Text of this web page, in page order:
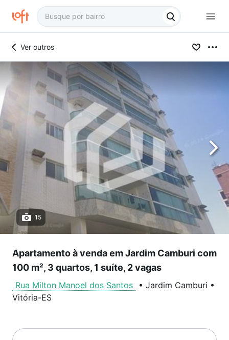
Ver outros
15
Apartamento à venda em Jardim Camburi com
100 m², 3 quartos, 1 suíte, 2 vagas
Rua Milton Manoel dos Santos • Jardim Camburi •
Vitória-ES